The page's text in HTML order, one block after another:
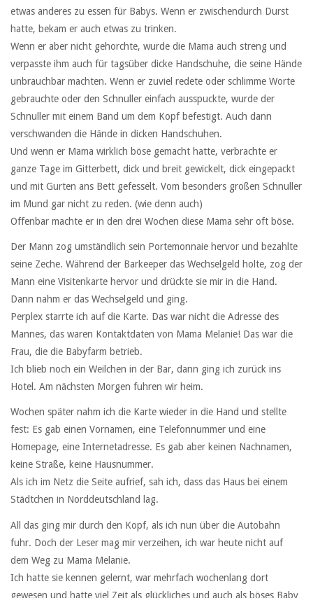
etwas anderes zu essen für Babys. Wenn er zwischendurch Durst
hatte, bekam er auch etwas zu trinken.
Wenn er aber nicht gehorchte, wurde die Mama auch streng und
verpasste ihm auch für tagsüber dicke Handschuhe, die seine Hände
unbrauchbar machten. Wenn er zuviel redete oder schlimme Worte
gebrauchte oder den Schnuller einfach ausspuckte, wurde der
Schnuller mit einem Band um dem Kopf befestigt. Auch dann
verschwanden die Hände in dicken Handschuhen.
Und wenn er Mama wirklich böse gemacht hatte, verbrachte er
ganze Tage im Gitterbett, dick und breit gewickelt, dick eingepackt
und mit Gurten ans Bett gefesselt. Vom besonders großen Schnuller
im Mund gar nicht zu reden. (wie denn auch)
Offenbar machte er in den drei Wochen diese Mama sehr oft böse.
Der Mann zog umständlich sein Portemonnaie hervor und bezahlte
seine Zeche. Während der Barkeeper das Wechselgeld holte, zog der
Mann eine Visitenkarte hervor und drückte sie mir in die Hand.
Dann nahm er das Wechselgeld und ging.
Perplex starrte ich auf die Karte. Das war nicht die Adresse des
Mannes, das waren Kontaktdaten von Mama Melanie! Das war die
Frau, die die Babyfarm betrieb.
Ich blieb noch ein Weilchen in der Bar, dann ging ich zurück ins
Hotel. Am nächsten Morgen fuhren wir heim.
Wochen später nahm ich die Karte wieder in die Hand und stellte
fest: Es gab einen Vornamen, eine Telefonnummer und eine
Homepage, eine Internetadresse. Es gab aber keinen Nachnamen,
keine Straße, keine Hausnummer.
Als ich im Netz die Seite aufrief, sah ich, dass das Haus bei einem
Städtchen in Norddeutschland lag.
All das ging mir durch den Kopf, als ich nun über die Autobahn
fuhr. Doch der Leser mag mir verzeihen, ich war heute nicht auf
dem Weg zu Mama Melanie.
Ich hatte sie kennen gelernt, war mehrfach wochenlang dort
gewesen und hatte viel Zeit als glückliches und auch als böses Baby